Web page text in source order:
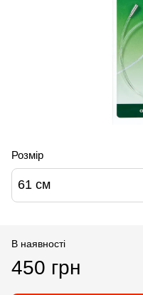
Розмір
61 см
В наявності
450 грн